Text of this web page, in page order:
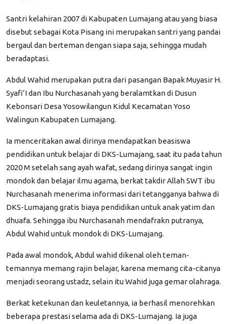
Santri kelahiran 2007 di Kabupaten Lumajang atau yang biasa
disebut sebagai Kota Pisang ini merupakan santri yang pandai
bergaul dan berteman dengan siapa saja, sehingga mudah
beradaptasi.
Abdul Wahid merupakan putra dari pasangan Bapak Muyasir H.
Syafi’I dan Ibu Nurchasanah yang beralamtkan di Dusun
Kebonsari Desa Yosowilangun Kidul Kecamatan Yoso
Walingun Kabupaten Lumajang.
Ia menceritakan awal dirinya mendapatkan beasiswa
pendidikan untuk belajar di DKS-Lumajang, saat itu pada tahun
2020 M setelah sang ayah wafat, sedang dirinya sangat ingin
mondok dan belajar ilmu agama, berkat takdir Allah SWT ibu
Nurchasanah menerima informasi dari tetangganya bahwa di
DKS-Lumajang gratis biaya pendidikan untuk anak yatim dan
dhuafa. Sehingga ibu Nurchasanah mendafrakn putranya,
Abdul Wahid untuk mondok di DKS-Lumajang.
Pada awal mondok, Abdul wahid dikenal oleh teman-
temannya memang rajin belajar, karena memang cita-citanya
menjadi seorang ustadz, selain itu Wahid juga gemar olahraga.
Berkat ketekunan dan keuletannya, ia berhasil menorehkan
beberapa prestasi selama ada di DKS-Lumajang. Ia juga